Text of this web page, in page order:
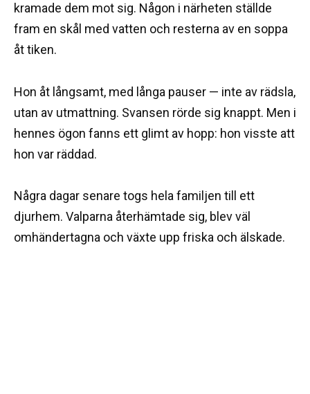
kramade dem mot sig. Någon i närheten ställde
fram en skål med vatten och resterna av en soppa
åt tiken.
Hon åt långsamt, med långa pauser — inte av rädsla,
utan av utmattning. Svansen rörde sig knappt. Men i
hennes ögon fanns ett glimt av hopp: hon visste att
hon var räddad.
Några dagar senare togs hela familjen till ett
djurhem. Valparna återhämtade sig, blev väl
omhändertagna och växte upp friska och älskade.